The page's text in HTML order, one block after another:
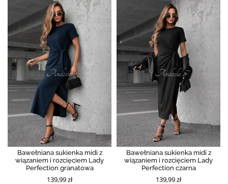
Bawełniana sukienka midi z
wiązaniem i rozcięciem Lady
Perfection granatowa
139,99 zł
Bawełniana sukienka midi z
wiązaniem i rozcięciem Lady
Perfection czarna
139,99 zł